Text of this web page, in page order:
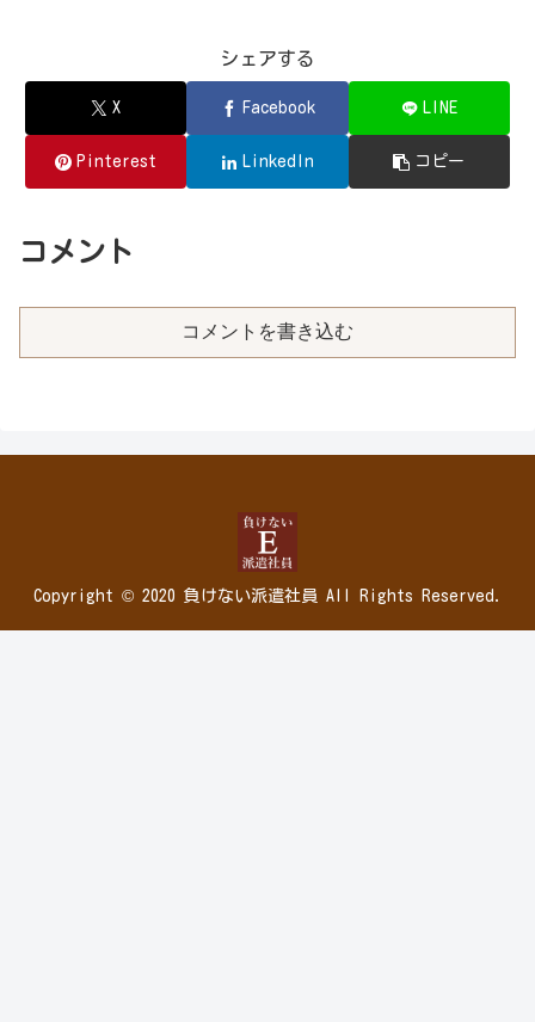
シェアする
X Facebook LINE
Pinterest LinkedIn コピー
コメント
コメントを書き込む
Copyright © 2020 負けない派遣社員 All Rights Reserved.